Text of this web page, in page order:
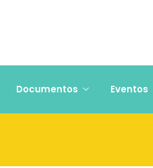
Documentos Eventos